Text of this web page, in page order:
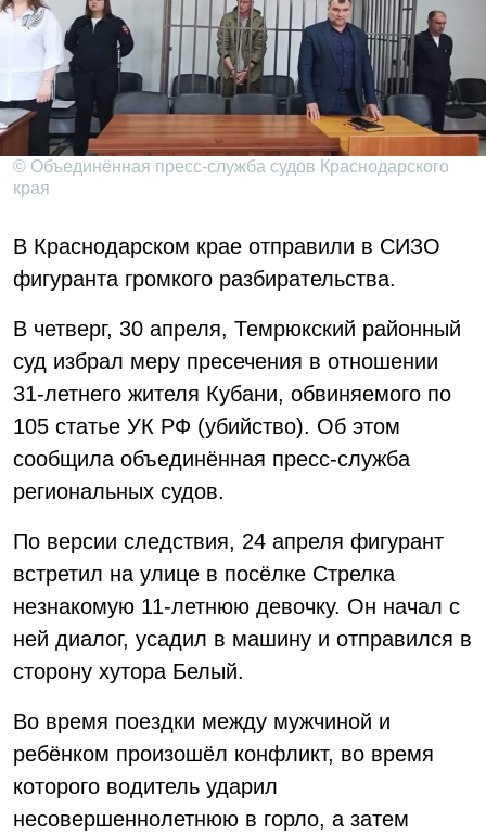
© Объединённая пресс-служба судов Краснодарского
края
В Краснодарском крае отправили в СИЗО
фигуранта громкого разбирательства.
В четверг, 30 апреля, Темрюкский районный
суд избрал меру пресечения в отношении
31-летнего жителя Кубани, обвиняемого по
105 статье УК РФ (убийство). Об этом
сообщила объединённая пресс-служба
региональных судов.
По версии следствия, 24 апреля фигурант
встретил на улице в посёлке Стрелка
незнакомую 11-летнюю девочку. Он начал с
ней диалог, усадил в машину и отправился в
сторону хутора Белый.
Во время поездки между мужчиной и
ребёнком произошёл конфликт, во время
которого водитель ударил
несовершеннолетнюю в горло, а затем